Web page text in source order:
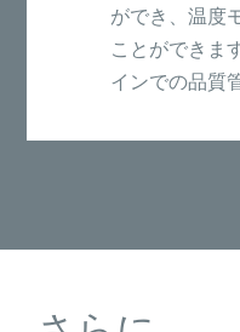
ができ、温度
ことができま
インでの品質